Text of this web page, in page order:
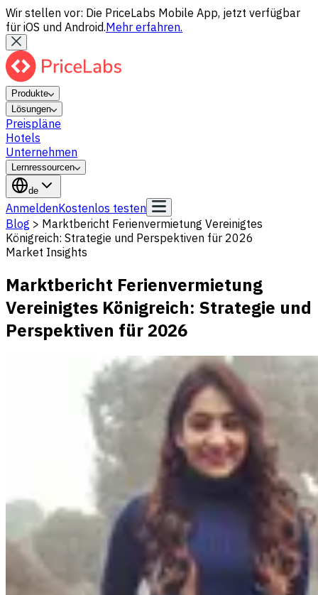
Wir stellen vor: Die PriceLabs Mobile App, jetzt verfügbar
für iOS und Android.Mehr erfahren.
Produkte
Lösungen
Preispläne
Hotels
Unternehmen
Lernressourcen
de
AnmeldenKostenlos testen
Blog > Marktbericht Ferienvermietung Vereinigtes
Königreich: Strategie und Perspektiven für 2026
Market Insights
Marktbericht Ferienvermietung
Vereinigtes Königreich: Strategie und
Perspektiven für 2026